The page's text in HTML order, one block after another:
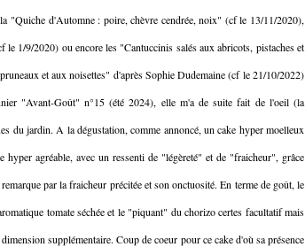
"Quiche d'Automne : poire, chèvre cendrée, noix" (cf le 13/11/2020),
1/9/2020) ou encore les "Cantuccinis salés aux abricots, pistaches et
et aux noisettes" d'après Sophie Dudemaine (cf le 21/10/2022)
"Avant-Goût" n°15 (été 2024), elle m'a de suite fait de l'oeil (la
du jardin. A la dégustation, comme annoncé, un cake hyper moelleux
agréable, avec un ressenti de "légèreté" et de "fraicheur", grâce
par la fraicheur précitée et son onctuosité. En terme de goût, le
tomate séchée et le "piquant" du chorizo certes facultatif mais
supplémentaire. Coup de coeur pour ce cake d'où sa présence